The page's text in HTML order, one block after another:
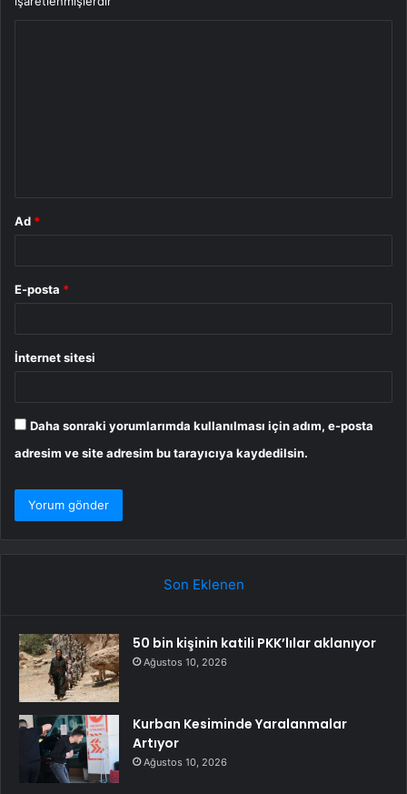
Ad *
E-posta *
İnternet sitesi
Daha sonraki yorumlarımda kullanılması için adım, e-posta
adresim ve site adresim bu tarayıcıya kaydedilsin.
Son Eklenen
50 bin kişinin katili PKK’lılar aklanıyor
Ağustos 10, 2026
Kurban Kesiminde Yaralanmalar
Artıyor
Ağustos 10, 2026